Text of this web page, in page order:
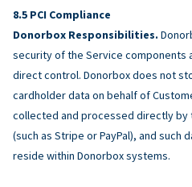
PCI Compliance
Donorbox Responsibilities.
security of the Service components
direct control. Donorbox does not
cardholder data on behalf of
collected and processed directly
(such as Stripe or PayPal), and such
reside within Donorbox systems.